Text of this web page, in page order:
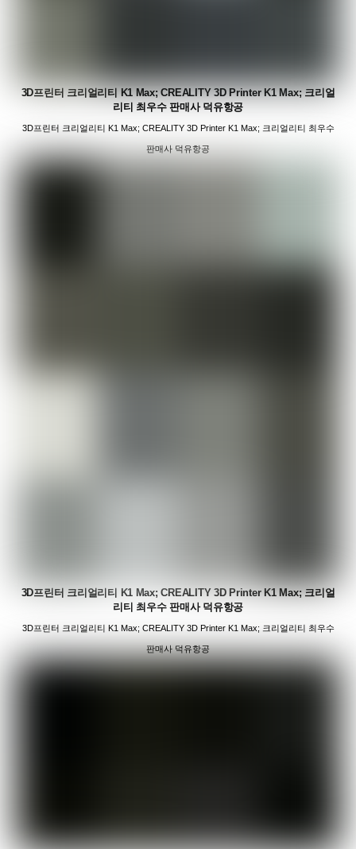
3D프린터 크리얼리티 K1 Max; CREALITY 3D Printer K1 Max; 크리얼
리티 최우수 판매사 덕유항공
3D프린터 크리얼리티 K1 Max; CREALITY 3D Printer K1 Max; 크리얼리티 최우수
판매사 덕유항공
3D프린터 크리얼리티 K1 Max; CREALITY 3D Printer K1 Max; 크리얼
리티 최우수 판매사 덕유항공
3D프린터 크리얼리티 K1 Max; CREALITY 3D Printer K1 Max; 크리얼리티 최우수
판매사 덕유항공